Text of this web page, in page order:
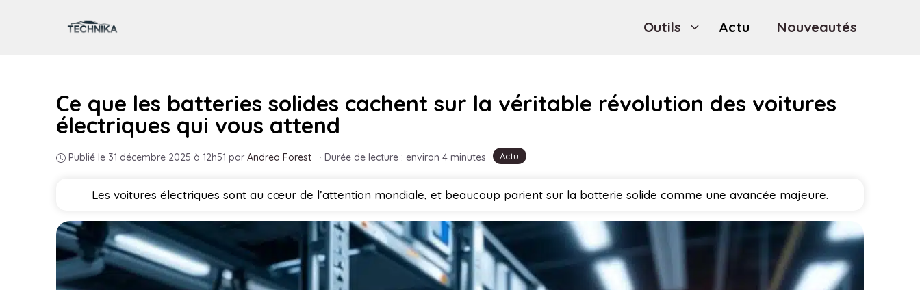
Outils Actu Nouveautés
Actu
Ce que les batteries solides cachent sur la véritable révolution des voitures
électriques qui vous attend
Publié le 31 décembre 2025 à 12h51 par Andrea Forest · Durée de lecture : environ 4 minutes
Les voitures électriques sont au cœur de l’attention mondiale, et beaucoup parient sur la batterie solide comme une avancée majeure.